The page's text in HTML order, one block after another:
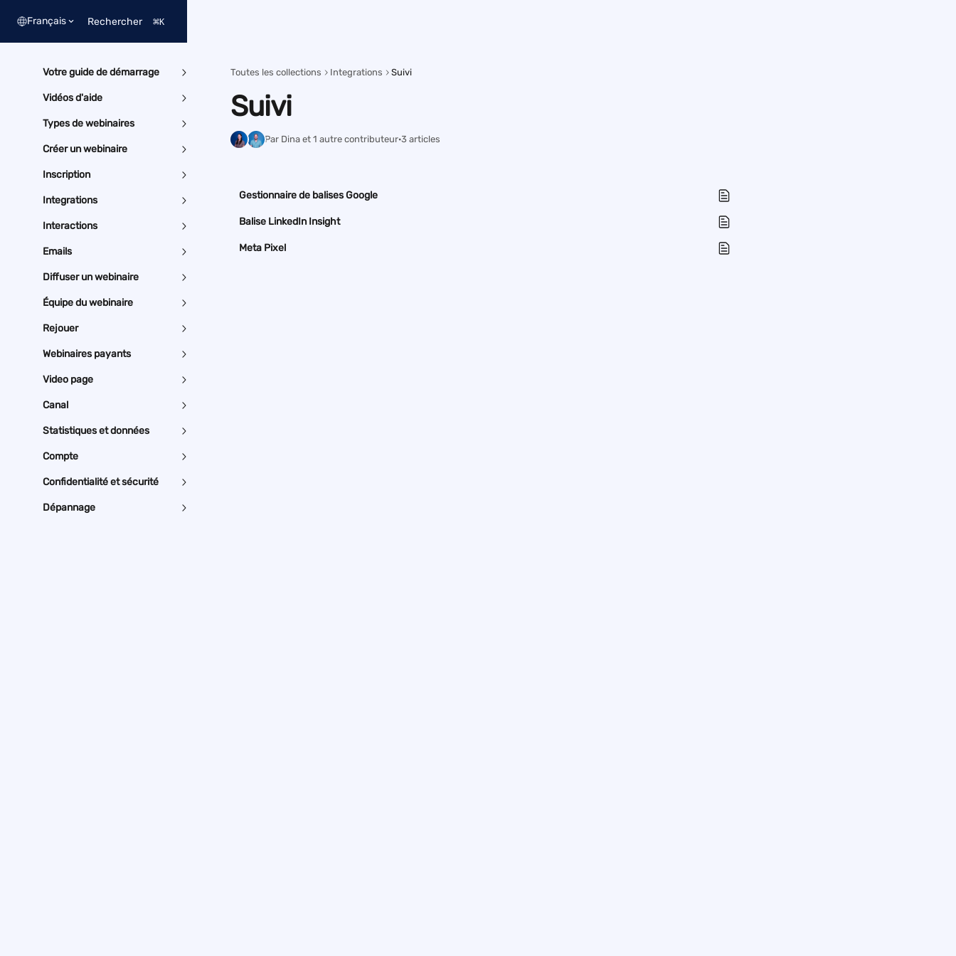
Français Rechercher ⌘K
Votre guide de démarrage
Vidéos d'aide
Types de webinaires
Créer un webinaire
Inscription
Integrations
Interactions
Emails
Diffuser un webinaire
Équipe du webinaire
Rejouer
Webinaires payants
Video page
Canal
Statistiques et données
Compte
Confidentialité et sécurité
Dépannage
Toutes les collections Integrations Suivi
Suivi
Par Dina et 1 autre contributeur·3 articles
Gestionnaire de balises Google
Balise LinkedIn Insight
Meta Pixel